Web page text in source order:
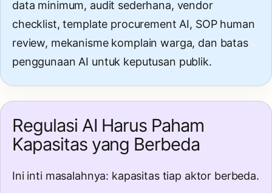
data minimum, audit sederhana, vendor
checklist, template procurement AI, SOP human
review, mekanisme komplain warga, dan batas
penggunaan AI untuk keputusan publik.
Regulasi AI Harus Paham
Kapasitas yang Berbeda
Ini inti masalahnya: kapasitas tiap aktor berbeda.